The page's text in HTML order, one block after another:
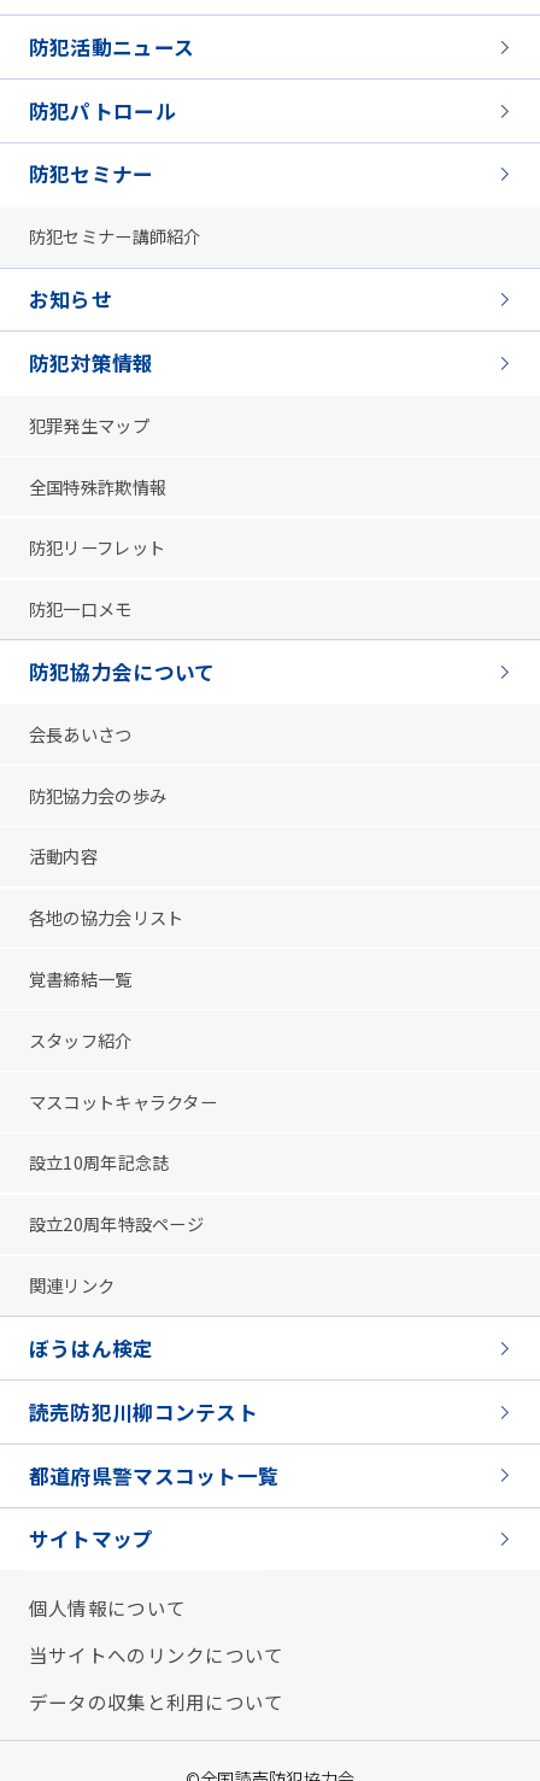
防犯活動ニュース
防犯パトロール
防犯セミナー
防犯セミナー講師紹介
お知らせ
防犯対策情報
犯罪発生マップ
全国特殊詐欺情報
防犯リーフレット
防犯一口メモ
防犯協力会について
会長あいさつ
防犯協力会の歩み
活動内容
各地の協力会リスト
覚書締結一覧
スタッフ紹介
マスコットキャラクター
設立10周年記念誌
設立20周年特設ページ
関連リンク
ぼうはん検定
読売防犯川柳コンテスト
都道府県警マスコット一覧
サイトマップ
個人情報について
当サイトへのリンクについて
データの収集と利用について